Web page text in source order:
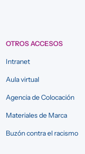
OTROS ACCESOS
Intranet
Aula virtual
Agencia de Colocación
Materiales de Marca
Buzón contra el racismo